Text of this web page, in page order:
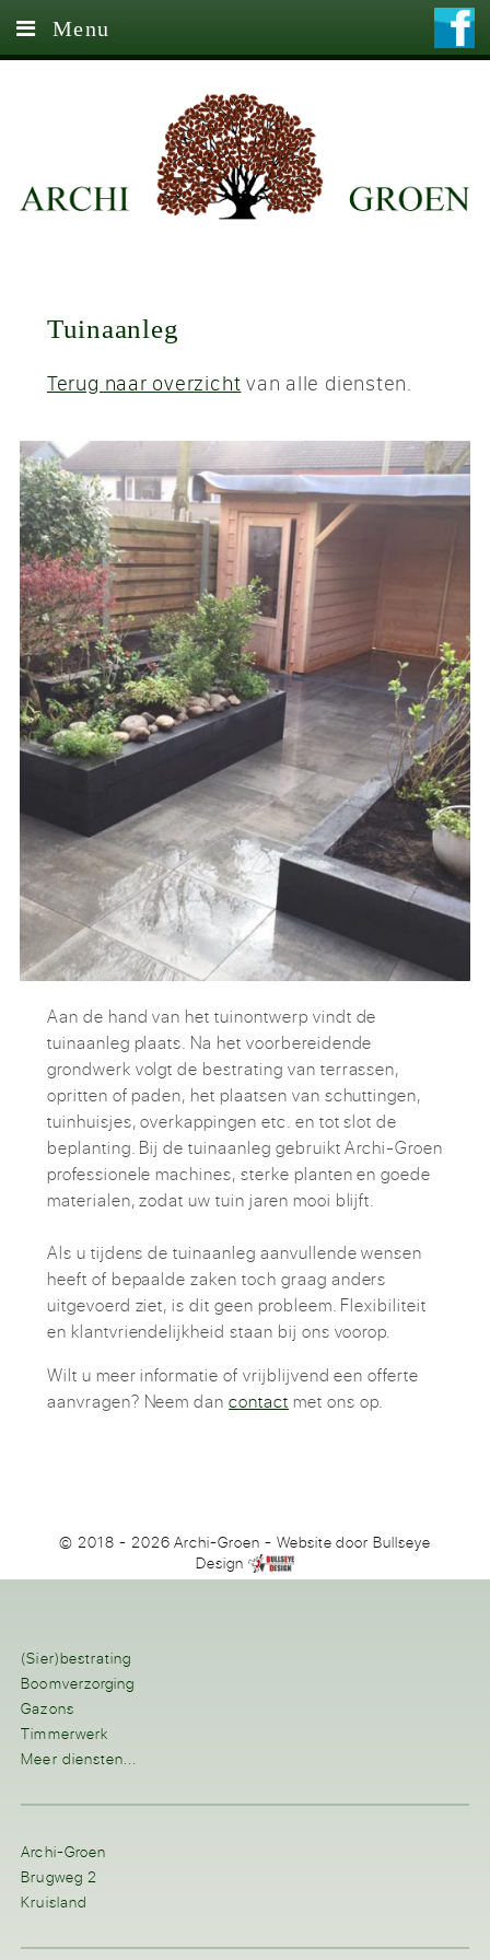
Menu
Tuinaanleg
Terug naar overzicht van alle diensten.
Aan de hand van het tuinontwerp vindt de
tuinaanleg plaats. Na het voorbereidende
grondwerk volgt de bestrating van terrassen,
opritten of paden, het plaatsen van schuttingen,
tuinhuisjes, overkappingen etc. en tot slot de
beplanting. Bij de tuinaanleg gebruikt Archi-Groen
professionele machines, sterke planten en goede
materialen, zodat uw tuin jaren mooi blijft.
Als u tijdens de tuinaanleg aanvullende wensen
heeft of bepaalde zaken toch graag anders
uitgevoerd ziet, is dit geen probleem. Flexibiliteit
en klantvriendelijkheid staan bij ons voorop.
Wilt u meer informatie of vrijblijvend een offerte
aanvragen? Neem dancontact met ons op.
© 2018 - 2026 Archi-Groen - Website doorBullseye
Design
(Sier)bestrating
Boomverzorging
Gazons
Timmerwerk
Meer diensten...
Archi-Groen
Brugweg 2
Kruisland